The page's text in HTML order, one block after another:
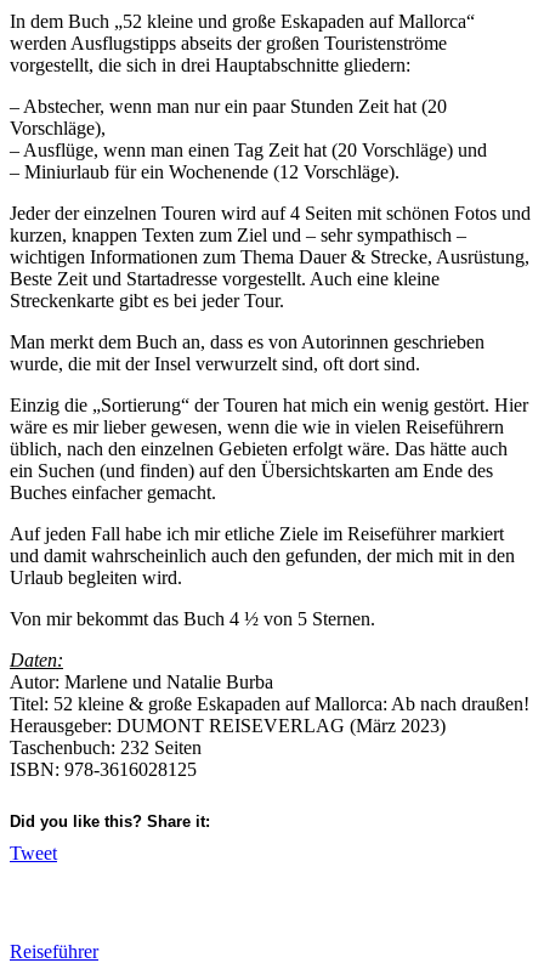
In dem Buch „52 kleine und große Eskapaden auf Mallorca“
werden Ausflugstipps abseits der großen Touristenströme
vorgestellt, die sich in drei Hauptabschnitte gliedern:
– Abstecher, wenn man nur ein paar Stunden Zeit hat (20
Vorschläge),
– Ausflüge, wenn man einen Tag Zeit hat (20 Vorschläge) und
– Miniurlaub für ein Wochenende (12 Vorschläge).
Jeder der einzelnen Touren wird auf 4 Seiten mit schönen Fotos und
kurzen, knappen Texten zum Ziel und – sehr sympathisch –
wichtigen Informationen zum Thema Dauer & Strecke, Ausrüstung,
Beste Zeit und Startadresse vorgestellt. Auch eine kleine
Streckenkarte gibt es bei jeder Tour.
Man merkt dem Buch an, dass es von Autorinnen geschrieben
wurde, die mit der Insel verwurzelt sind, oft dort sind.
Einzig die „Sortierung“ der Touren hat mich ein wenig gestört. Hier
wäre es mir lieber gewesen, wenn die wie in vielen Reiseführern
üblich, nach den einzelnen Gebieten erfolgt wäre. Das hätte auch
ein Suchen (und finden) auf den Übersichtskarten am Ende des
Buches einfacher gemacht.
Auf jeden Fall habe ich mir etliche Ziele im Reiseführer markiert
und damit wahrscheinlich auch den gefunden, der mich mit in den
Urlaub begleiten wird.
Von mir bekommt das Buch 4 ½ von 5 Sternen.
Daten:
Autor: Marlene und Natalie Burba
Titel: 52 kleine & große Eskapaden auf Mallorca: Ab nach draußen!
Herausgeber:‎ DUMONT REISEVERLAG (März 2023)
Taschenbuch:‎ 232 Seiten
ISBN:‎ 978-3616028125
Did you like this? Share it:
Tweet
Reiseführer